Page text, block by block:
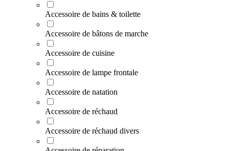
Accessoire de bains & toilette
Accessoire de bâtons de marche
Accessoire de cuisine
Accessoire de lampe frontale
Accessoire de natation
Accessoire de réchaud
Accessoire de réchaud divers